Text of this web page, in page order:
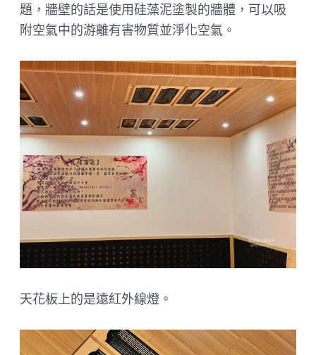
題，牆壁的話是使用硅藻泥塗製的牆體，可以吸
附空氣中的游離有害物質並淨化空氣。
天花板上的是遠紅外線燈。